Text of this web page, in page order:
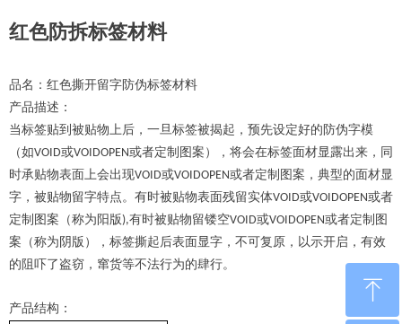
红色防拆标签材料
品名：红色撕开留字防伪标签材料
产品描述：
当标签贴到被贴物上后，一旦标签被揭起，预先设定好的防伪字模
（如VOID或VOIDOPEN或者定制图案），将会在标签面材显露出来，同
时承贴物表面上会出现VOID或VOIDOPEN或者定制图案，典型的面材显
字，被贴物留字特点。有时被贴物表面残留实体VOID或VOIDOPEN或者
定制图案（称为阳版),有时被贴物留镂空VOID或VOIDOPEN或者定制图
案（称为阴版），标签撕起后表面显字，不可复原，以示开启，有效
的阻吓了盗窃，窜货等不法行为的肆行。
产品结构：
ꁸ